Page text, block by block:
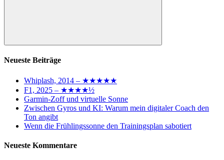
Suchen
Neueste Beiträge
Whiplash, 2014 – ★★★★★
F1, 2025 – ★★★★½
Garmin-Zoff und virtuelle Sonne
Zwischen Gyros und KI: Warum mein digitaler Coach den
Ton angibt
Wenn die Frühlingssonne den Trainingsplan sabotiert
Neueste Kommentare